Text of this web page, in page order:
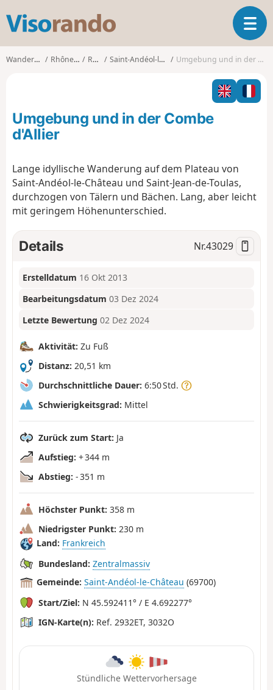
s
o
o
T
o
l
n
i
Wanderungen Rhône-Alpes Rhône Saint-Andéol-le-Château Umgebung und in der Combe d'Allier
Umgebung und in der Combe
d'Allier
Lange idyllische Wanderung auf dem Plateau von
Saint-Andéol-le-Château und Saint-Jean-de-Toulas,
durchzogen von Tälern und Bächen. Lang, aber leicht
mit geringem Höhenunterschied.
Details Nr.43029
Erstelldatum 16 Okt 2013
Bearbeitungsdatum 03 Dez 2024
Letzte Bewertung 02 Dez 2024
Aktivität: Zu Fuß
Distanz: 20,51 km
Durchschnittliche Dauer: 6:50 Std.
Schwierigkeitsgrad: Mittel
Zurück zum Start: Ja
Aufstieg: + 344 m
Abstieg: - 351 m
Höchster Punkt: 358 m
Niedrigster Punkt: 230 m
Land: Frankreich
Bundesland: Zentralmassiv
Gemeinde: Saint-Andéol-le-Château (69700)
Start/Ziel: N 45.592411° / E 4.692277°
IGN-Karte(n): Ref. 2932ET, 3032O
Stündliche Wettervorhersage